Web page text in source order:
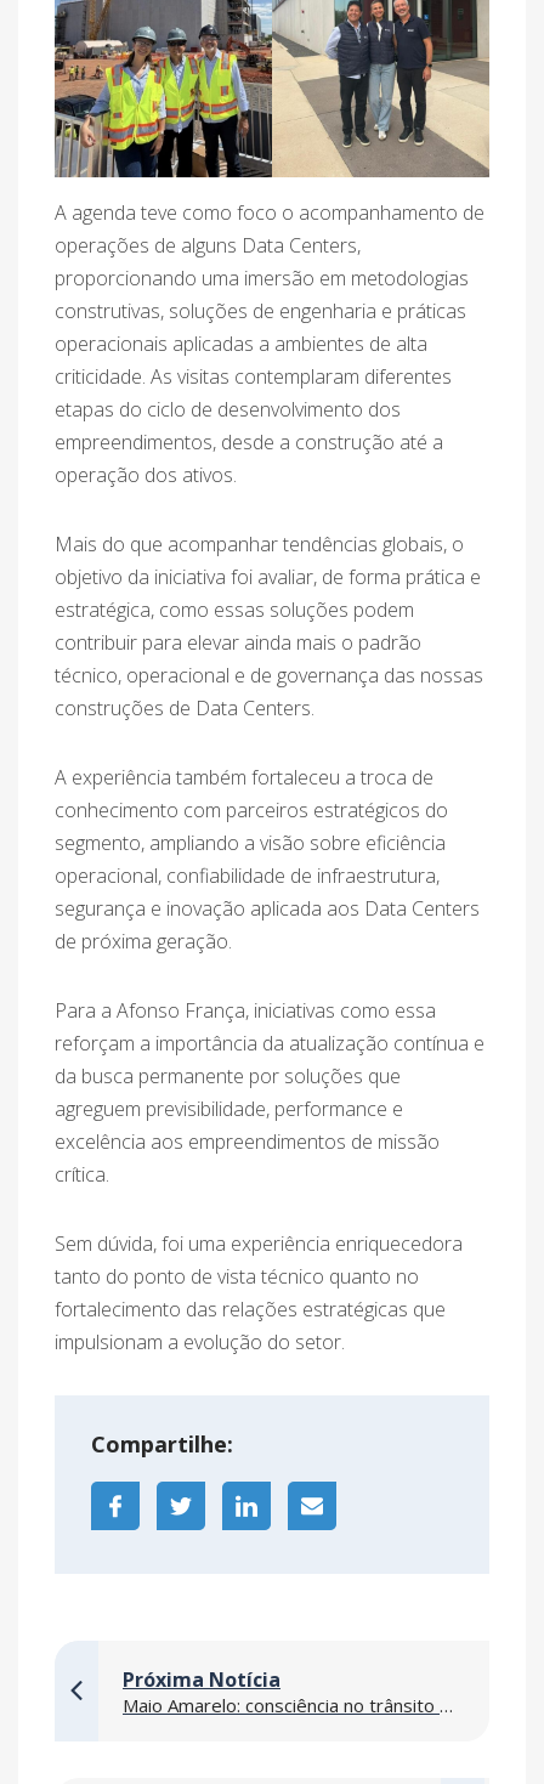
A agenda teve como foco o acompanhamento de
operações de alguns Data Centers,
proporcionando uma imersão em metodologias
construtivas, soluções de engenharia e práticas
operacionais aplicadas a ambientes de alta
criticidade. As visitas contemplaram diferentes
etapas do ciclo de desenvolvimento dos
empreendimentos, desde a construção até a
operação dos ativos.
Mais do que acompanhar tendências globais, o
objetivo da iniciativa foi avaliar, de forma prática e
estratégica, como essas soluções podem
contribuir para elevar ainda mais o padrão
técnico, operacional e de governança das nossas
construções de Data Centers.
A experiência também fortaleceu a troca de
conhecimento com parceiros estratégicos do
segmento, ampliando a visão sobre eficiência
operacional, confiabilidade de infraestrutura,
segurança e inovação aplicada aos Data Centers
de próxima geração.
Para a Afonso França, iniciativas como essa
reforçam a importância da atualização contínua e
da busca permanente por soluções que
agreguem previsibilidade, performance e
excelência aos empreendimentos de missão
crítica.
Sem dúvida, foi uma experiência enriquecedora
tanto do ponto de vista técnico quanto no
fortalecimento das relações estratégicas que
impulsionam a evolução do setor.
Compartilhe:
Próxima Notícia
Maio Amarelo: consciência no trânsito começa pela responsabilidade de cada um